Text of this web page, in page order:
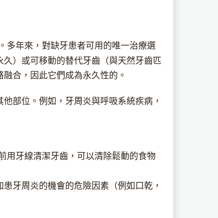
多年來，對缺牙患者可用的唯一治療選
久）或可移動的替代牙齒（與天然牙齒匹
合，因此它們成為永久性的。
部位。例如，牙周炎與呼吸系統疾病，
用牙線清潔牙齒，可以清除鬆動的食物
牙周炎的機會的危險因素（例如口乾，